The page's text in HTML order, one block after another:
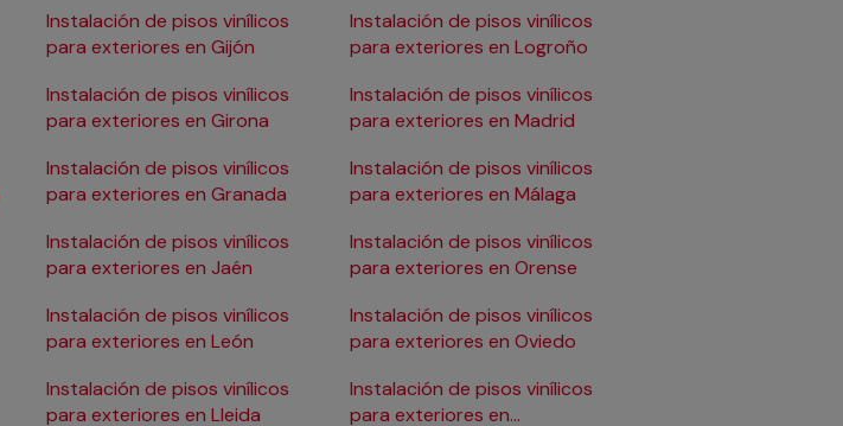
Instalación de pisos vinílicos
para exteriores en Gijón
Instalación de pisos vinílicos
para exteriores en Girona
Instalación de pisos vinílicos
para exteriores en Granada
Instalación de pisos vinílicos
para exteriores en Jaén
Instalación de pisos vinílicos
para exteriores en León
Instalación de pisos vinílicos
para exteriores en Lleida
Instalación de pisos vinílicos
para exteriores en Logroño
Instalación de pisos vinílicos
para exteriores en Madrid
Instalación de pisos vinílicos
para exteriores en Málaga
Instalación de pisos vinílicos
para exteriores en Orense
Instalación de pisos vinílicos
para exteriores en Oviedo
Instalación de pisos vinílicos
para exteriores en